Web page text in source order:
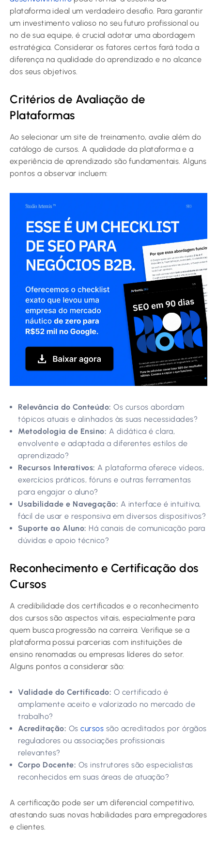
plataforma ideal um verdadeiro desafio. Para garantir
um investimento valioso no seu futuro profissional ou
no de sua equipe, é crucial adotar uma abordagem
estratégica. Considerar os fatores certos fará toda a
diferença na qualidade do aprendizado e no alcance
dos seus objetivos.
Critérios de Avaliação de
Plataformas
Ao selecionar um site de treinamento, avalie além do
catálogo de cursos. A qualidade da plataforma e a
experiência de aprendizado são fundamentais. Alguns
pontos a observar incluem:
Relevância do Conteúdo: Os cursos abordam
tópicos atuais e alinhados às suas necessidades?
Metodologia de Ensino: A didática é clara,
envolvente e adaptada a diferentes estilos de
aprendizado?
Recursos Interativos: A plataforma oferece vídeos,
exercícios práticos, fóruns e outras ferramentas
para engajar o aluno?
Usabilidade e Navegação: A interface é intuitiva,
fácil de usar e responsiva em diversos dispositivos?
Suporte ao Aluno: Há canais de comunicação para
dúvidas e apoio técnico?
Reconhecimento e Certificação dos
Cursos
A credibilidade dos certificados e o reconhecimento
dos cursos são aspectos vitais, especialmente para
quem busca progressão na carreira. Verifique se a
plataforma possui parcerias com instituições de
ensino renomadas ou empresas líderes do setor.
Alguns pontos a considerar são:
Validade do Certificado: O certificado é
amplamente aceito e valorizado no mercado de
trabalho?
Acreditação: Os cursos são acreditados por órgãos
reguladores ou associações profissionais
relevantes?
Corpo Docente: Os instrutores são especialistas
reconhecidos em suas áreas de atuação?
A certificação pode ser um diferencial competitivo,
atestando suas novas habilidades para empregadores
e clientes.